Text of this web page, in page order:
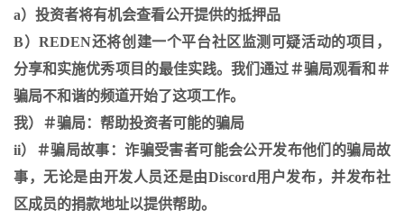
a）投资者将有机会查看公开提供的抵押品
B）REDEN还将创建一个平台社区监测可疑活动的项目，
分享和实施优秀项目的最佳实践。我们通过＃骗局观看和＃
骗局不和谐的频道开始了这项工作。
我）＃骗局：帮助投资者可能的骗局
ii）＃骗局故事：诈骗受害者可能会公开发布他们的骗局故
事，无论是由开发人员还是由Discord用户发布，并发布社
区成员的捐款地址以提供帮助。